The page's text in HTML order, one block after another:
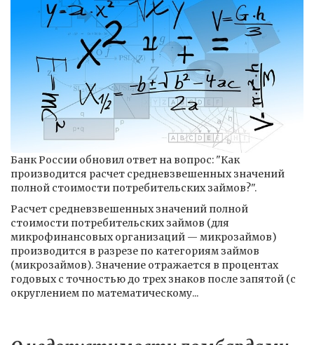
Банк России обновил ответ на вопрос: "Как
производится расчет средневзвешенных значений
полной стоимости потребительских займов?".
Расчет средневзвешенных значений полной
стоимости потребительских займов (для
микрофинансовых организаций — микрозаймов)
производится в разрезе по категориям займов
(микрозаймов). Значение отражается в процентах
годовых с точностью до трех знаков после запятой (с
округлением по математическому...